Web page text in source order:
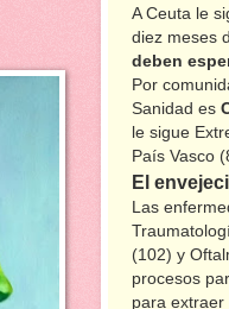
A Ceuta le
diez meses
deben
Por
Sanidad es
le sigue
País Vasco
El
Las
(102) y
procesos
para extraer